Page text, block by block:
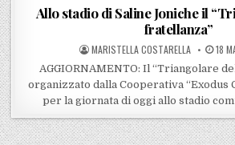
Allo stadio di Saline Joniche il
fratellanza”
POSTED BY
MARISTELLA COSTARELLA 18
AGGIORNAMENTO: Il “Triangolare
organizzato dalla Cooperativa “Exodus
per la giornata di oggi allo stadio